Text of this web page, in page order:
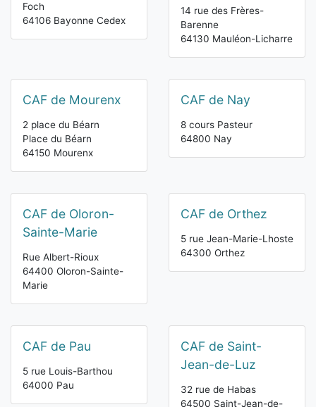
Foch
64106 Bayonne Cedex
14 rue des Frères-
Barenne
64130 Mauléon-Licharre
CAF de Mourenx
2 place du Béarn
Place du Béarn
64150 Mourenx
CAF de Nay
8 cours Pasteur
64800 Nay
CAF de Oloron-
Sainte-Marie
Rue Albert-Rioux
64400 Oloron-Sainte-
Marie
CAF de Orthez
5 rue Jean-Marie-Lhoste
64300 Orthez
CAF de Pau
5 rue Louis-Barthou
64000 Pau
CAF de Saint-
Jean-de-Luz
32 rue de Habas
64500 Saint-Jean-de-